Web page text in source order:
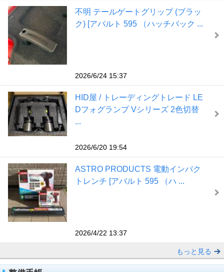
不明 テールゲートグリップ (ブラッ
ク) [アバルト 595 （ハッチバック ...
2026/6/24 15:37
HID屋 / トレーディングトレード LE
Dフォグランプ Vシリーズ 2色切替
...
2026/6/20 19:54
ASTRO PRODUCTS 電動インパク
トレンチ [アバルト 595 （ハ ...
2026/4/22 13:37
もっと見る